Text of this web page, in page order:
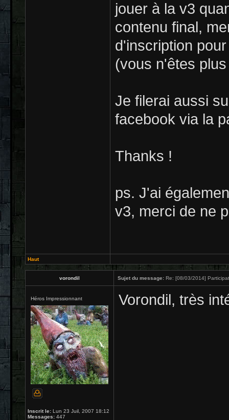
jouer à la v3
contenu final,
d'inscription
(vous n'êtes
Je filerai aussi
facebook via la
Thanks !
ps. J'ai
v3, merci de ne
Haut
vorondil Sujet du message: Re: [08/03/2014]
Héros Impressionnant
Inscrit le: Lun 23 Juil, 2007 18:12
Messages: 447
Vorondil, très